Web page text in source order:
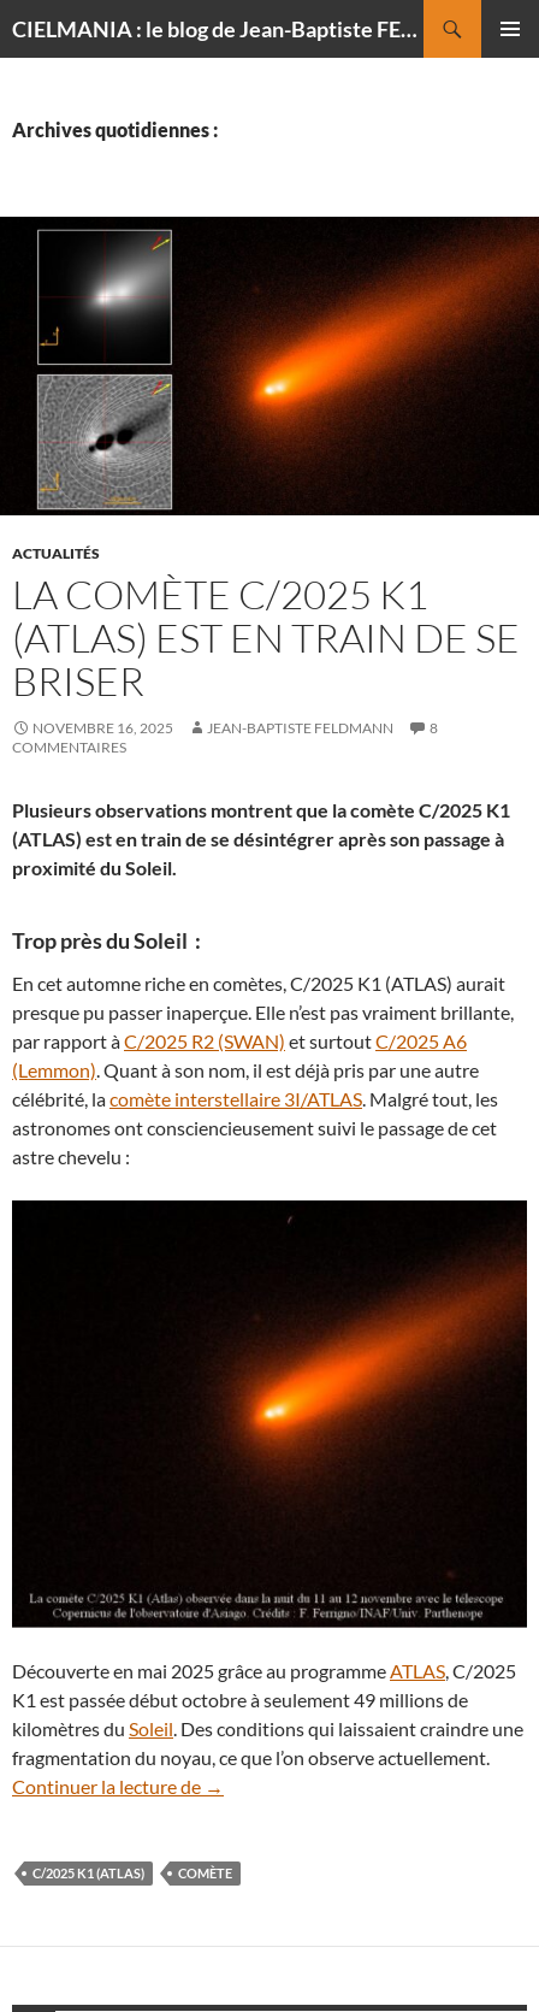
CIELMANIA : le blog de Jean-Baptiste FELDMANN, photographe du ciel
Archives quotidiennes :
ACTUALITÉS
LA COMÈTE C/2025 K1
(ATLAS) EST EN TRAIN DE SE
BRISER
NOVEMBRE 16, 2025 JEAN-BAPTISTE FELDMANN
8
COMMENTAIRES
Plusieurs observations montrent que la comète C/2025 K1
(ATLAS) est en train de se désintégrer après son passage à
proximité du Soleil.
Trop près du Soleil :
En cet automne riche en comètes, C/2025 K1 (ATLAS) aurait
presque pu passer inaperçue. Elle n’est pas vraiment brillante,
par rapport àC/2025 R2 (SWAN) et surtoutC/2025 A6
(Lemmon). Quant à son nom, il est déjà pris par une autre
célébrité, lacomète interstellaire 3I/ATLAS. Malgré tout, les
astronomes ont consciencieusement suivi le passage de cet
astre chevelu :
Découverte en mai 2025 grâce au programme ATLAS , C/2025
K1 est passée début octobre à seulement 49 millions de
kilomètres du Soleil . Des conditions qui laissaient craindre une
fragmentation du noyau, ce que l’on observe actuellement.
Continuer la lecture de
La comète C/2025 K1 (ATLAS) est en
→
C/2025 K1 (ATLAS) COMÈTE